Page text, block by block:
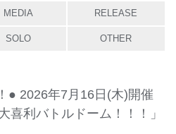
MEDIA RELEASE
SOLO OTHER
● 2026年7月16日(木)開催
喜利バトルドーム！！！」